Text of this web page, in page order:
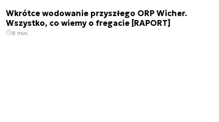
Wkrótce wodowanie przyszłego ORP Wicher.
Wszystko, co wiemy o fregacie [RAPORT]
8 min.